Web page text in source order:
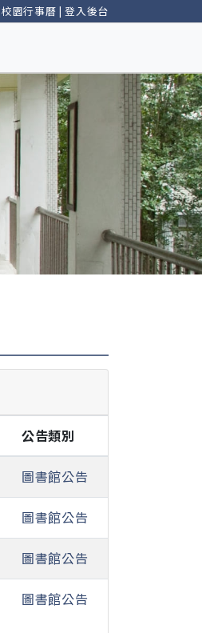
校園行事曆 |登入後台
公告類別
圖書館公告
圖書館公告
圖書館公告
圖書館公告